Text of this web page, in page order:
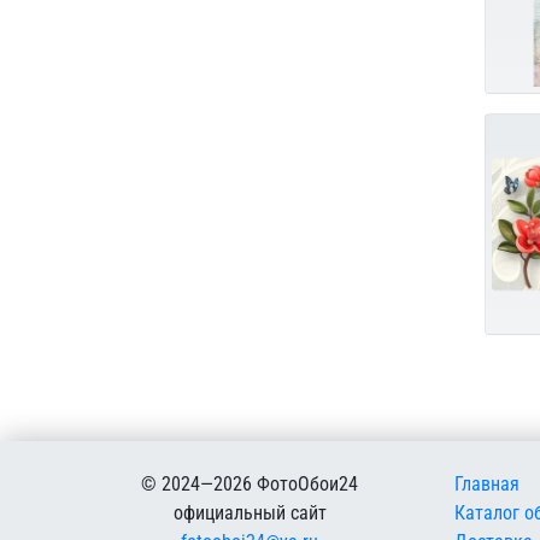
© 2024—2026 ФотоОбои24
официальный сайт
Меню в
Главная
Каталог